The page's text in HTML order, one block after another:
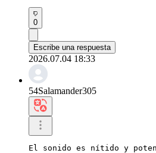
0
Escribe una respuesta
2026.07.04 18:33
54Salamander305
El sonido es nítido y